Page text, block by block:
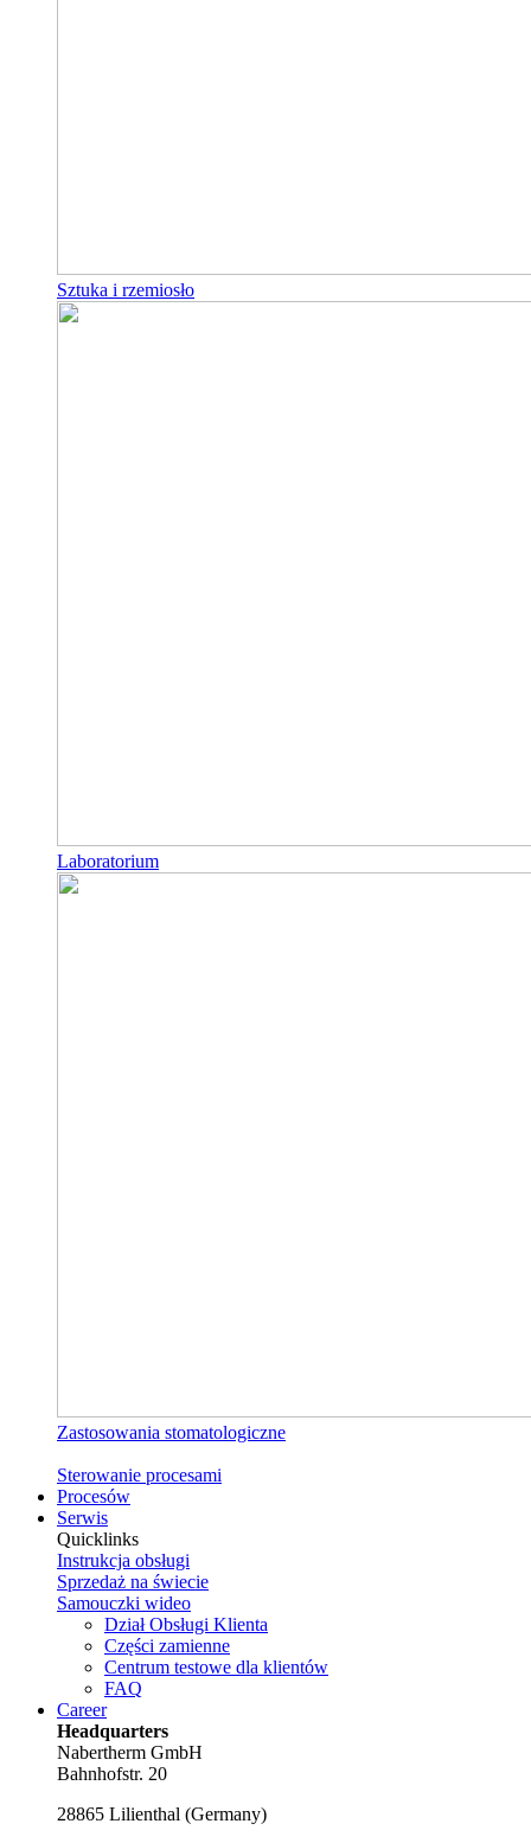
Sztuka i rzemiosło
Laboratorium
Zastosowania stomatologiczne
Sterowanie procesami
Procesów
Serwis
Quicklinks
Instrukcja obsługi
Sprzedaż na świecie
Samouczki wideo
Dział Obsługi Klienta
Części zamienne
Centrum testowe dla klientów
FAQ
Career
Headquarters
Nabertherm GmbH
Bahnhofstr. 20
28865 Lilienthal (Germany)